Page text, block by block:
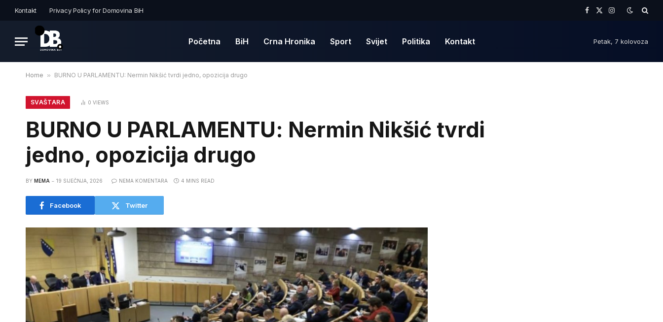
Kontakt Privacy Policy for Domovina BiH
Facebook
X
Instagram
Početna BiH Crna Hronika Sport Svijet Politika Kontakt Petak, 7 kolovoza
Home » BURNO U PARLAMENTU: Nermin Nikšić tvrdi jedno, opozicija drugo
SVAŠTARA 0 VIEWS
BURNO U PARLAMENTU: Nermin Nikšić tvrdi
jedno, opozicija drugo
BY MEMA 19 SIJEČNJA, 2026 NEMA KOMENTARA 4 MINS READ
Facebook Twitter